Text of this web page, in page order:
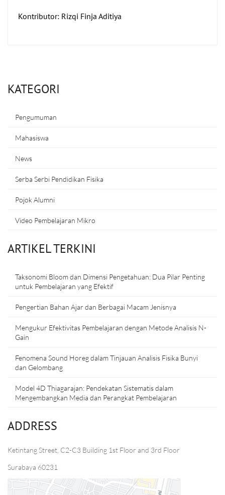
Kontributor: Rizqi Finja Aditiya
KATEGORI
Pengumuman
Mahasiswa
News
Serba Serbi Pendidikan Fisika
Pojok Alumni
Video Pembelajaran Mikro
ARTIKEL TERKINI
Taksonomi Bloom dan Dimensi Pengetahuan: Dua Pilar Penting
untuk Pembelajaran yang Efektif
Pengertian Bahan Ajar dan Berbagai Macam Jenisnya
Mengukur Efektivitas Pembelajaran dengan Metode Analisis N-
Gain
Fenomena Sound Horeg dalam Tinjauan Analisis Fisika Bunyi
dan Gelombang
Model 4D Thiagarajan: Pendekatan Sistematis dalam
Mengembangkan Media dan Perangkat Pembelajaran
ADDRESS
Ketintang Street, C2-C3 Building 1st Floor and 3rd Floor
Surabaya 60231